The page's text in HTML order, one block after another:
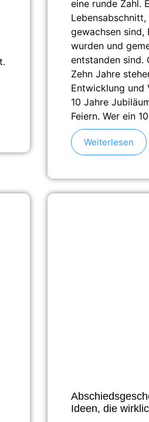
eine runde Zahl.
gewachsen sind,
wurden und
entstanden sind.
Zehn Jahre
Entwicklung und
10 Jahre
Feiern. Wer ein
Weiterlesen
Ideen, die